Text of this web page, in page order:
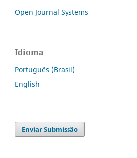
Open Journal Systems
Idioma
Português (Brasil)
English
Enviar Submissão